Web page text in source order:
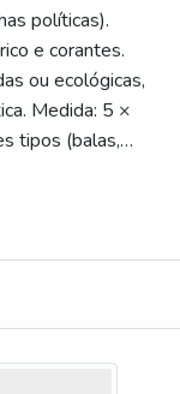
políticas).
e corantes.
ou ecológicas,
Medida: 5 ×
tipos (balas,